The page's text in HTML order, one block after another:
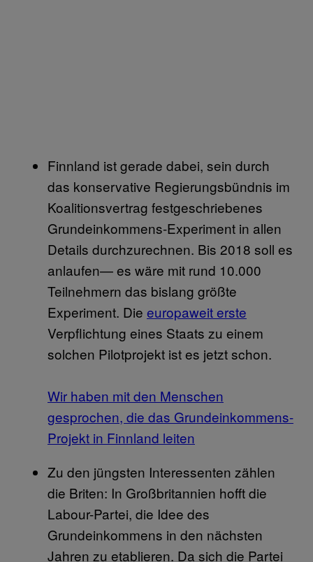
Finnland ist gerade dabei, sein durch
das konservative Regierungsbündnis im
Koalitionsvertrag festgeschriebenes
Grundeinkommens-Experiment in allen
Details durchzurechnen. Bis 2018 soll es
anlaufen— es wäre mit rund 10.000
Teilnehmern das bislang größte
Experiment. Die europaweit erste
Verpflichtung eines Staats zu einem
solchen Pilotprojekt ist es jetzt schon.
Wir haben mit den Menschen
gesprochen, die das Grundeinkommens-
Projekt in Finnland leiten
Zu den jüngsten Interessenten zählen
die Briten: In Großbritannien hofft die
Labour-Partei, die Idee des
Grundeinkommens in den nächsten
Jahren zu etablieren. Da sich die Partei